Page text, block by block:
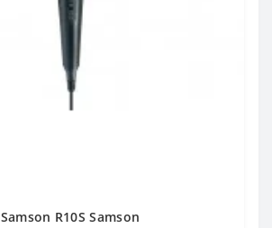
Samson R10S Samson